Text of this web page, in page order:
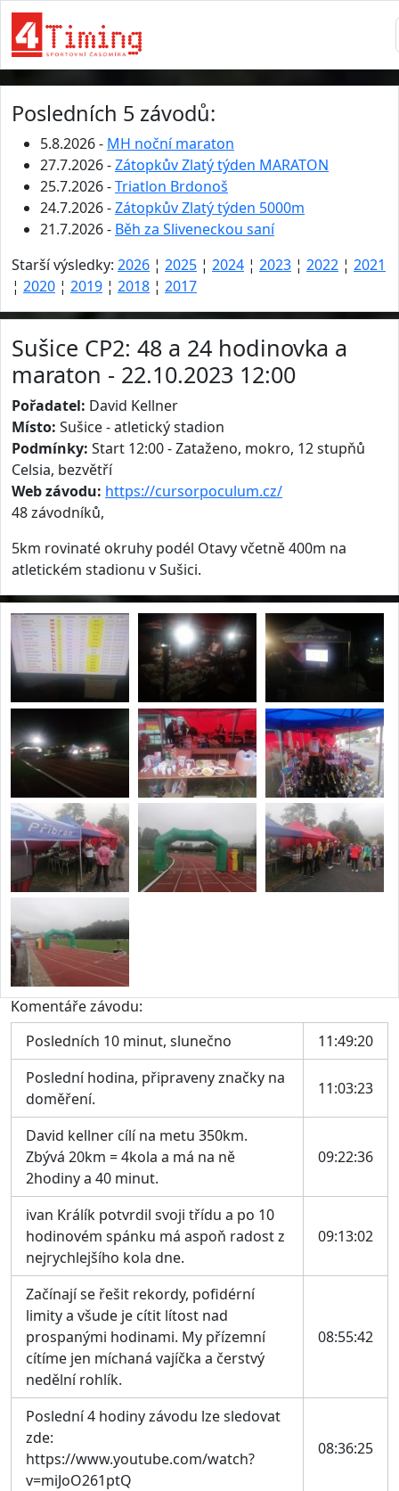
Posledních 5 závodů:
5.8.2026 - MH noční maraton
27.7.2026 -Zátopkův Zlatý týden MARATON
25.7.2026 -Triatlon Brdonoš
24.7.2026 -Zátopkův Zlatý týden 5000m
21.7.2026 - Běh za Sliveneckou saní
Starší výsledky: 2026 ¦ 2025 ¦ 2024 ¦ 2023 ¦ 2022 ¦ 2021
¦ 2020 ¦ 2019 ¦ 2018 ¦ 2017
Sušice CP2: 48 a 24 hodinovka a
maraton - 22.10.2023 12:00
Pořadatel: David Kellner
Místo: Sušice - atletický stadion
Podmínky: Start 12:00 - Zataženo, mokro, 12 stupňů
Celsia, bezvětří
Web závodu: https://cursorpoculum.cz/
48 závodníků,
5km rovinaté okruhy podél Otavy včetně 400m na
atletickém stadionu v Sušici.
Komentáře závodu:
Posledních 10 minut, slunečno
11:49:20
Poslední hodina, připraveny značky na
doměření.
11:03:23
David kellner cílí na metu 350km.
Zbývá 20km = 4kola a má na ně
2hodiny a 40 minut.
09:22:36
ivan Králík potvrdil svoji třídu a po 10
hodinovém spánku má aspoň radost z
nejrychlejšího kola dne.
09:13:02
Začínají se řešit rekordy, pofidérní
limity a všude je cítit lítost nad
prospanými hodinami. My přízemní
cítíme jen míchaná vajíčka a čerstvý
nedělní rohlík.
08:55:42
Poslední 4 hodiny závodu lze sledovat
zde:
https://www.youtube.com/watch?
v=miJoO261ptQ
08:36:25